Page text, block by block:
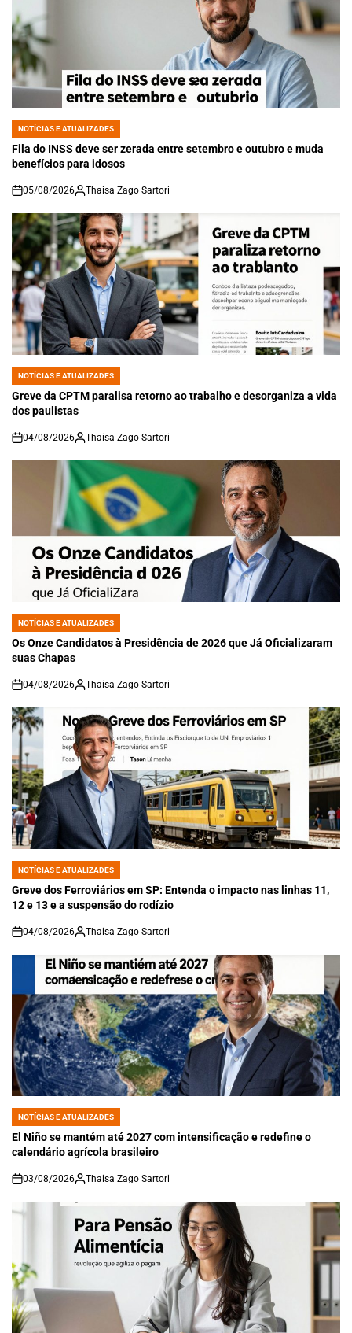
POSTED
IN
NOTÍCIAS E ATUALIZADES
Fila do INSS deve ser zerada entre setembro e outubro e muda
benefícios para idosos
on
05/08/2026 Thaisa Zago Sartori
POSTED
IN
NOTÍCIAS E ATUALIZADES
Greve da CPTM paralisa retorno ao trabalho e desorganiza a vida
dos paulistas
on
04/08/2026 Thaisa Zago Sartori
POSTED
IN
NOTÍCIAS E ATUALIZADES
Os Onze Candidatos à Presidência de 2026 que Já Oficializaram
suas Chapas
on
04/08/2026 Thaisa Zago Sartori
POSTED
IN
NOTÍCIAS E ATUALIZADES
Greve dos Ferroviários em SP: Entenda o impacto nas linhas 11,
12 e 13 e a suspensão do rodízio
on
04/08/2026 Thaisa Zago Sartori
POSTED
IN
NOTÍCIAS E ATUALIZADES
El Niño se mantém até 2027 com intensificação e redefine o
calendário agrícola brasileiro
on
03/08/2026 Thaisa Zago Sartori